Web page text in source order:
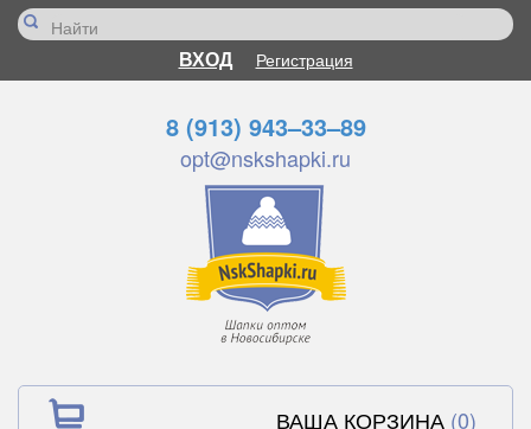
ВХОД Регистрация
8 (913) 943–33–89
opt@nskshapki.ru
ВАША КОРЗИНА (0)